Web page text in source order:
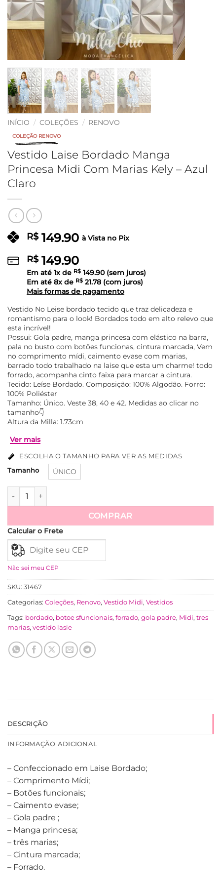
INÍCIO / COLEÇÕES / RENOVO
COLEÇÃO RENOVO
Vestido Laise Bordado Manga
Princesa Midi Com Marias Kely – Azul
Claro
R$149.90 à Vista no Pix
R$149.90
Em até 1x de R$ 149.90(sem juros)
Em até 8x de R$ 21.78 (com juros)
Mais formas de pagamento
Vestido No Leise bordado tecido que traz delicadeza e
romantismo para o look! Bordados todo em alto relevo que
esta incrível!
Possui: Gola padre, manga princesa com elástico na barra,
pala no busto com botões funcionas, cintura marcada, Vem
no comprimento mídi, caimento evase com marias,
barrado todo trabalhado na laise que esta um charme! todo
forrado, acompanha cinto faixa para marcar a cintura.
Tecido: Leíse Bordado. Composição: 100% Algodão. Forro:
100% Poliéster
Tamanho: Único. Veste 38, 40 e 42. Medidas ao clicar no
tamanho👇
Altura da Milla: 1.73cm
ESCOLHA O TAMANHO PARA VER AS MEDIDAS
Tamanho ÚNICO
Vestido Laise Bordado Manga Princesa Midi Com Marias
COMPRAR
Calcular o Frete
Não sei meu CEP
SKU: 31467
Categorias: Coleções, Renovo, Vestido Midi, Vestidos
Tags: bordado, botoe sfuncionais, forrado, gola padre, Midi, tres
marias, vestido lasie
DESCRIÇÃO
INFORMAÇÃO ADICIONAL
– Confeccionado em Laise Bordado;
– Comprimento Mídi;
– Botões funcionais;
– Caimento evase;
– Gola padre ;
– Manga princesa;
– três marias;
– Cintura marcada;
– Forrado.